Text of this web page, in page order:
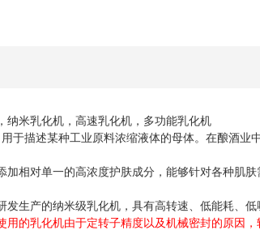
纳米乳化机，高速乳化机，多功能乳化机
于描述某种工业原料浓缩液体的母体。在酿酒
加相对单一的高浓度护肤成分，能够针对各种肌
发生产的纳米级乳化机，具有高转速、低能耗、
用的乳化机由于定转子精度以及机械密封的原因，